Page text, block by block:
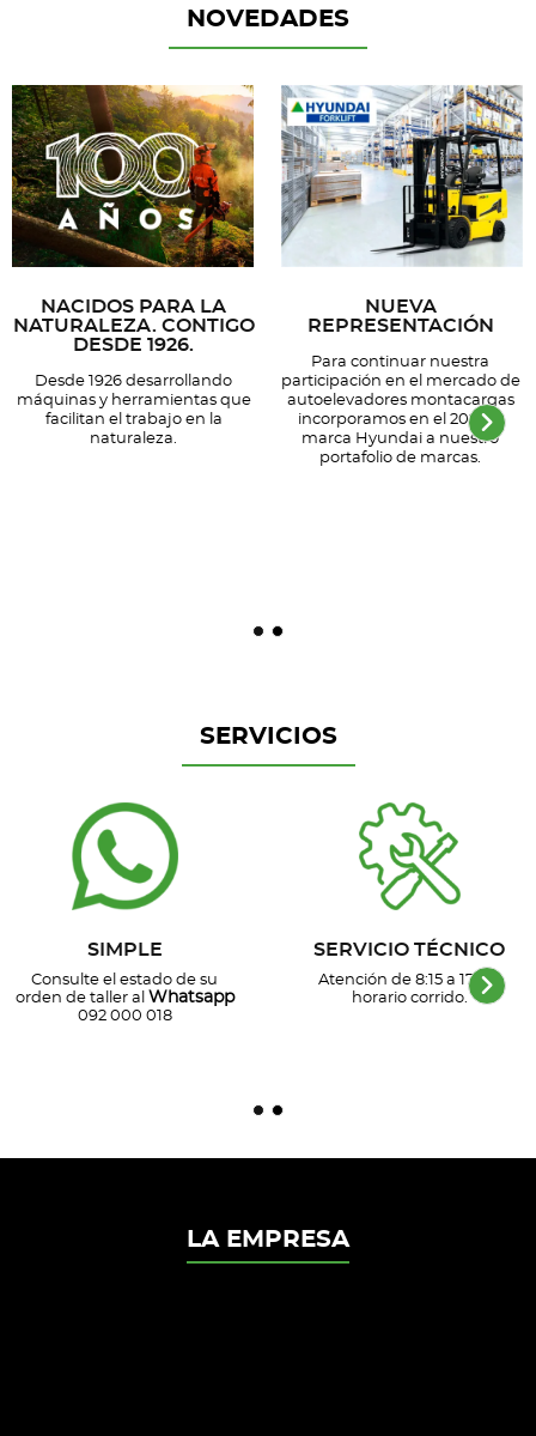
NOVEDADES
NACIDOS PARA LA
NATURALEZA. CONTIGO
DESDE 1926.
Desde 1926 desarrollando
máquinas y herramientas que
facilitan el trabajo en la
naturaleza.
NUEVA
REPRESENTACIÓN
Para continuar nuestra
participación en el mercado de
autoelevadores montacargas
incorporamos en el 2023 la
marca Hyundai a nuestro
portafolio de marcas.
SERVICIOS
SIMPLE
Consulte el estado de su
orden de taller al
Whatsapp
092 000 018
SERVICIO TÉCNICO
Atención de 8:15 a 17 hs,
horario corrido.
LA EMPRESA